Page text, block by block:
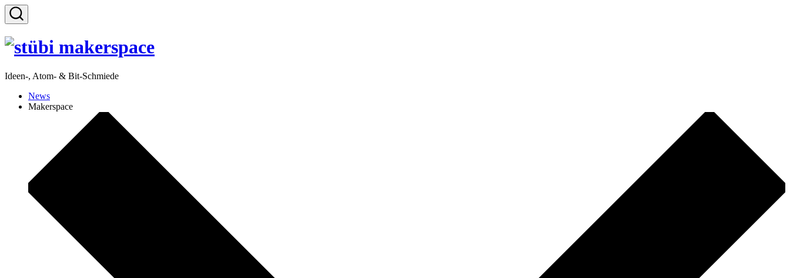
Zum
Inhalt
Suche
Ideen-, Atom- & Bit-Schmiede
News
Makerspace